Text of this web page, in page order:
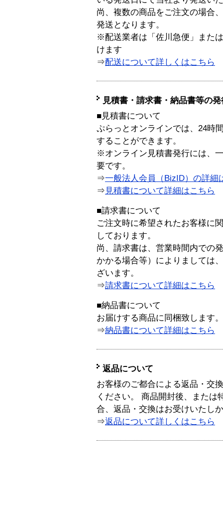
尚、複数の商品をご注文の場合
発送となります。
※配送業者は「佐川急便」また
けます
⇒配送について詳しくはこちら
見積書・請求書・納品書等の
■見積書について
ぷらっとオンラインでは、24時
することができます。
※オンライン見積書発行には、
要です。
⇒一般法人会員（BizID）の詳細
⇒ 見積書について詳細はこちら
■請求書について
ご注文時に希望されたお客様に
しております。
尚、請求書は、営業時間内での
かかる場合等）によりましては
ざいます。
⇒請求書について詳細はこちら
■納品書について
お届けする商品に同梱致します。
⇒納品書について詳細はこちら
返品について
お客様のご都合による返品・交
ください。 商品開封後、または
合、返品・交換はお受けいたし
⇒返品について詳しくはこちら